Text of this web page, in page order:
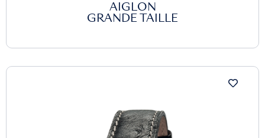
AIGLON
GRANDE TAILLE